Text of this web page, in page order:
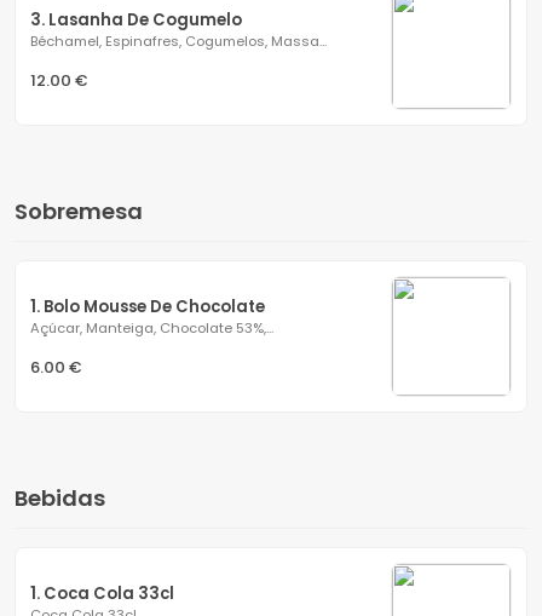
3. Lasanha De Cogumelo
Béchamel, Espinafres, Cogumelos, Massa...
12.00 €
Sobremesa
1. Bolo Mousse De Chocolate
Açúcar, Manteiga, Chocolate 53%,...
6.00 €
Bebidas
1. Coca Cola 33cl